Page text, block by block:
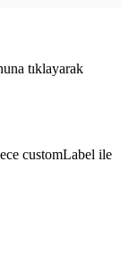
tıklayarak
customLabel ile